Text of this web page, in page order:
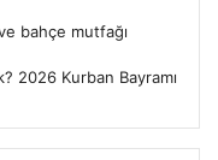
bahçe mutfağı
2026 Kurban Bayramı